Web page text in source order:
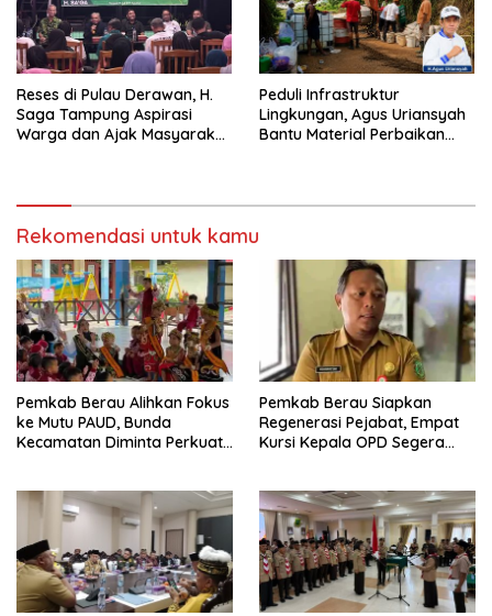
Reses di Pulau Derawan, H.
Saga Tampung Aspirasi
Warga dan Ajak Masyarakat
Peduli Infrastruktur
Lingkungan, Agus Uriansyah
Bantu Material Perbaikan
Rekomendasi untuk kamu
Pemkab Berau Alihkan Fokus
ke Mutu PAUD, Bunda
Kecamatan Diminta Perkuat
Pemkab Berau Siapkan
Regenerasi Pejabat, Empat
Kursi Kepala OPD Segera